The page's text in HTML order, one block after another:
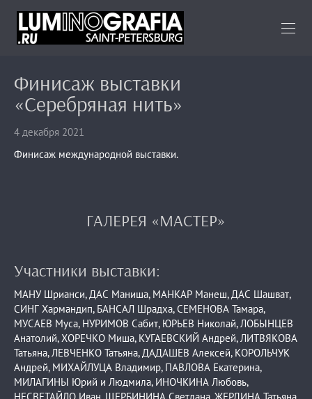
Финисаж выставки
«Серебряная нить»
4 декабря 2021
Финисаж международной выставки.
ГАЛЕРЕЯ «МАСТЕР»
Участники выставки:
МАНУ Шрианси, ДАС Маниша, МАНКАР Манеш, ДАС Шашват,
СИНГ Хармандип, БАНСАЛ Шрадха, СЕМЕНОВА Тамара,
МУСАЕВ Муса, НУРИМОВ Сабит, ЮРЬЕВ Николай, ЛОБЫНЦЕВ
Анатолий, ХОРЕЧКО Миша, КУГАЕВСКИЙ Андрей, ЛИТВЯКОВА
Татьяна, ЛЕВЧЕНКО Татьяна, ДАДАШЕВ Алексей, КОРОЛЬЧУК
Андрей, МИХАЙЛУЦА Владимир, ПАВЛОВА Екатерина,
МИЛАГИНЫ Юрий и Людмила, ИНОЧКИНА Любовь,